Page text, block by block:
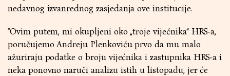
nedavnog izvanrednog zasjedanja ove institucije.
''Ovim putem, mi okupljeni oko „troje vijećnika“ HRS-a,
poručujemo Andreju Plenkoviću prvo da mu malo
ažuriraju podatke o broju vijećnika i zastupnika HRS-a i
neka ponovno naruči analizu istih u listopadu, jer će